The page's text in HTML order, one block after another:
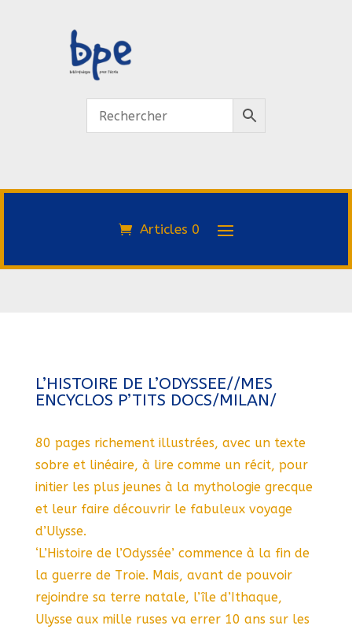
Articles 0
L’HISTOIRE DE L’ODYSSEE//MES
ENCYCLOS P’TITS DOCS/MILAN/
80 pages richement illustrées, avec un texte
sobre et linéaire, à lire comme un récit, pour
initier les plus jeunes à la mythologie grecque
et leur faire découvrir le fabuleux voyage
d’Ulysse.
‘L’Histoire de l’Odyssée’ commence à la fin de
la guerre de Troie. Mais, avant de pouvoir
rejoindre sa terre natale, l’île d’Ithaque,
Ulysse aux mille ruses va errer 10 ans sur les